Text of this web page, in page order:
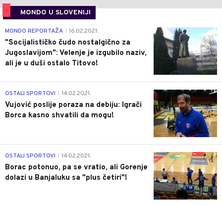
MONDO U SLOVENIJI
4
MONDO REPORTAŽA 16.02.2021.
"Socijalističko čudo nostalgično za
Jugoslavijom": Velenje je izgubilo naziv,
ali je u duši ostalo Titovo!
1
OSTALI SPORTOVI 14.02.2021.
Vujović poslije poraza na debiju: Igrači
Borca kasno shvatili da mogu!
3
OSTALI SPORTOVI 14.02.2021.
Borac potonuo, pa se vratio, ali Gorenje
dolazi u Banjaluku sa "plus četiri"!